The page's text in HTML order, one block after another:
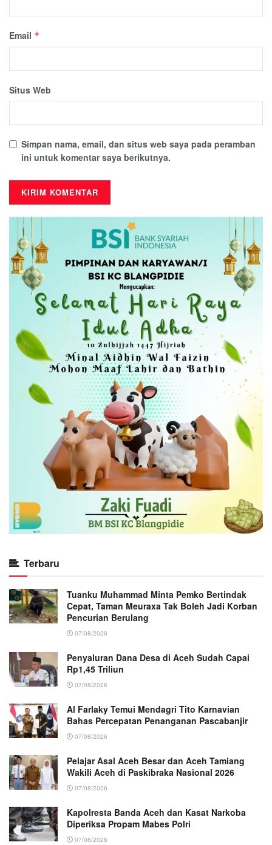
Email *
Situs Web
Simpan nama, email, dan situs web saya pada peramban
ini untuk komentar saya berikutnya.
Terbaru
Tuanku Muhammad Minta Pemko Bertindak
Cepat, Taman Meuraxa Tak Boleh Jadi Korban
Pencurian Berulang
07/08/2026
Penyaluran Dana Desa di Aceh Sudah Capai
Rp1,45 Triliun
07/08/2026
Al Farlaky Temui Mendagri Tito Karnavian
Bahas Percepatan Penanganan Pascabanjir
07/08/2026
Pelajar Asal Aceh Besar dan Aceh Tamiang
Wakili Aceh di Paskibraka Nasional 2026
07/08/2026
Kapolresta Banda Aceh dan Kasat Narkoba
Diperiksa Propam Mabes Polri
07/08/2026